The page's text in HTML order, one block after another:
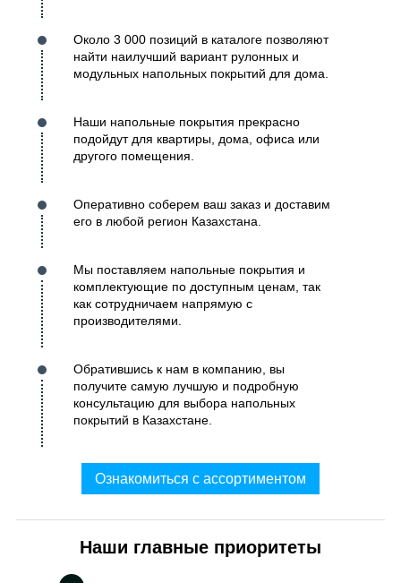
Около 3 000 позиций в каталоге позволяют
найти наилучший вариант рулонных и
модульных напольных покрытий для дома.
Наши напольные покрытия прекрасно
подойдут для квартиры, дома, офиса или
другого помещения.
Оперативно соберем ваш заказ и доставим
его в любой регион Казахстана.
Мы поставляем напольные покрытия и
комплектующие по доступным ценам, так
как сотрудничаем напрямую с
производителями.
Обратившись к нам в компанию, вы
получите самую лучшую и подробную
консультацию для выбора напольных
покрытий в Казахстане.
Ознакомиться с ассортиментом
Наши главные приоритеты